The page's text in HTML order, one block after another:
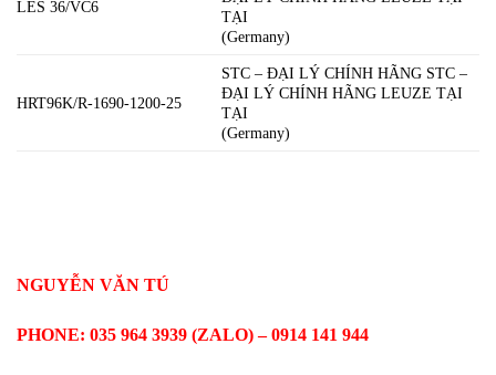
LES 36/VC6
TẠI
(Germany)
HRT96K/R-1690-1200-25
STC – ĐẠI LÝ CHÍNH HÃNG STC –
ĐẠI LÝ CHÍNH HÃNG LEUZE TẠI
TẠI
(Germany)
NGUYỄN VĂN TÚ
PHONE: 035 964 3939 (ZALO) – 0914 141 944